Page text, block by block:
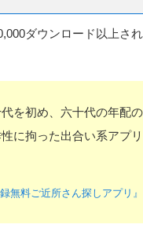
ダウンロード以上さ
を初め、六十代の年配の
に拘った出合い系アプリ
無料ご近所さん探しアプリ』